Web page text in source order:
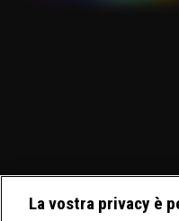
La vostra privacy è